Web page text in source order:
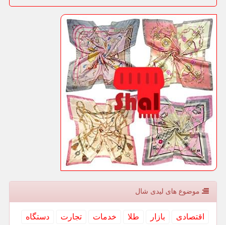
موضوع های لیدی شال
اقتصادی بازار طلا خدمات تجارت
دستگاه